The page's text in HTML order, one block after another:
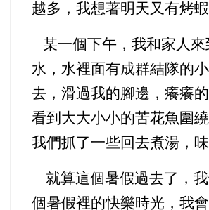
越多，我想著明天又有烤蝦
某一個下午，我和家人
水，水裡面有成群結隊的
去，滑過我的腳邊，癢癢
看到大大小小的苦花魚圍
我們抓了一些回去煮湯，
就算這個暑假過去了，
個暑假裡的快樂時光，我